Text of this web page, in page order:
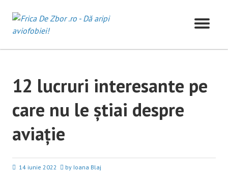
content
12 lucruri interesante pe
care nu le știai despre
aviație
14 iunie 2022 by Ioana Blaj